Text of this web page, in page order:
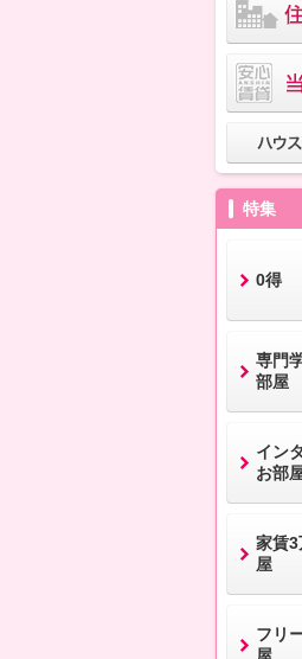
特集
0得
専門
部屋
イン
お部
家賃3
屋
フリ